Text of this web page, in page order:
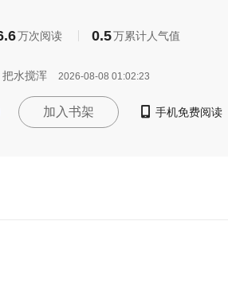
万次阅读 0.5万累计人气值
水搅浑 2026-08-08 01:02:23
加入书架  手机免费阅读